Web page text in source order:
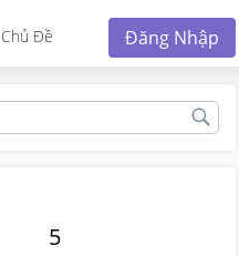
Chủ Đề Đăng Nhập
5